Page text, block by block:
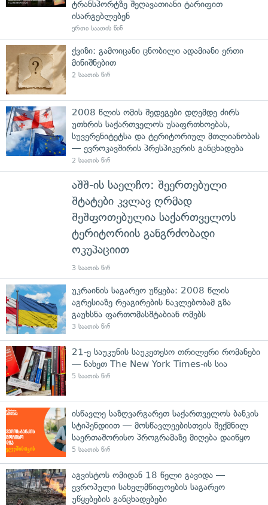
ტრანსპორტზე შეღავათიანი ტარიფით
ისარგებლებენ
ერთი საათის წინ
ქვიზი: გამოიცანი ცნობილი ადამიანი ერთი
მინიშნებით
2 საათის წინ
2008 წლის ომის შედეგები დღემდე ძირს
უთხრის საქართველოს უსაფრთხოებას,
სუვერენიტეტსა და ტერიტორიულ მთლიანობას
— ევროკავშირის პრესპიკერის განცხადება
2 საათის წინ
აშშ-ის საელჩო: შეერთებული
შტატები კვლავ ღრმად
შეშფოთებულია საქართველოს
ტერიტორიის განგრძობადი
ოკუპაციით
3 საათის წინ
უკრაინის საგარეო უწყება: 2008 წლის
აგრესიაზე რეაგირების ნაკლებობამ გზა
გაუხსნა ფართომასშტაბიან ომებს
3 საათის წინ
21-ე საუკუნის საუკეთესო თრილერი რომანები
— ნახეთ The New York Times-ის სია
5 საათის წინ
ისწავლე საზღვარგარეთ საქართველოს ბანკის
სტიპენდიით — მოსწავლეებისთვის შექმნილ
საერთაშორისო პროგრამაზე მიღება დაიწყო
5 საათის წინ
აგვისტოს ომიდან 18 წელი გავიდა —
ევროპული სახელმწიფოების საგარეო
უწყებების განცხადებები